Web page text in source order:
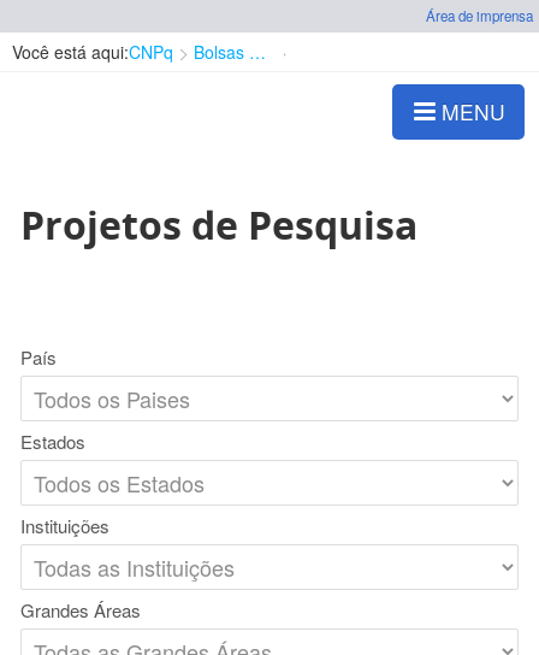
Área de imprensa
Você está aqui:CNPq Bolsas e Auxílios Vigentes
MENU
Projetos de Pesquisa
País
Estados
Instituições
Grandes Áreas